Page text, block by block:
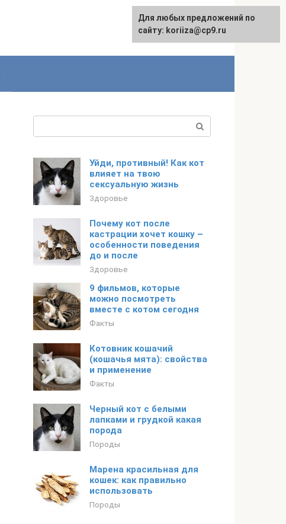
Уйди, противный! Как кот
влияет на твою
сексуальную жизнь
Здоровье
Почему кот после
кастрации хочет кошку –
особенности поведения
до и после
Здоровье
​9 фильмов, которые
можно посмотреть
вместе с котом сегодня
Факты
Котовник кошачий
(кошачья мята): свойства
и применение
Факты
Черный кот с белыми
лапками и грудкой какая
порода
Породы
Марена красильная для
кошек: как правильно
использовать
Породы
Для любых предложений по
сайту: koriiza@cp9.ru